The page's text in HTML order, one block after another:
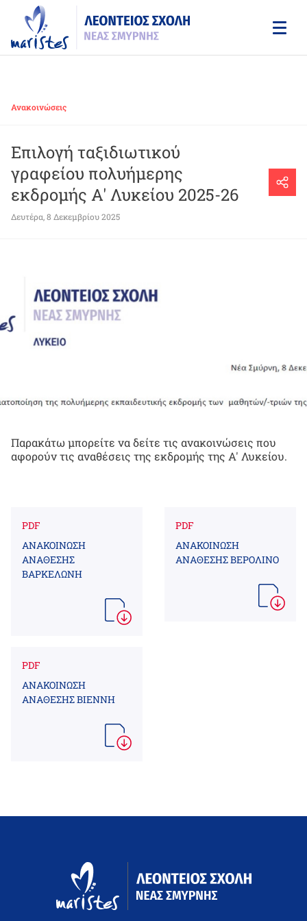
content
Ανακοινώσεις
Επιλογή ταξιδιωτικού
γραφείου πολυήμερης
εκδρομής Α' Λυκείου 2025-26
Δευτέρα, 8 Δεκεμβρίου 2025
Παρακάτω μπορείτε να δείτε τις ανακοινώσεις που
αφορούν τις αναθέσεις της εκδρομής της Α' Λυκείου.
PDF
ΑΝΑΚΟΙΝΩΣΗ
ΑΝΑΘΕΣΗΣ
ΒΑΡΚΕΛΩΝΗ
PDF
ΑΝΑΚΟΙΝΩΣΗ
ΑΝΑΘΕΣΗΣ ΒΕΡΟΛΙΝΟ
PDF
ΑΝΑΚΟΙΝΩΣΗ
ΑΝΑΘΕΣΗΣ ΒΙΕΝΝΗ